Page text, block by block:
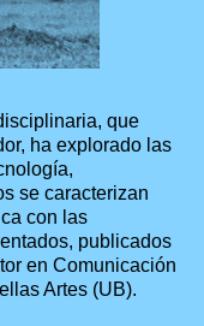
que
ha explorado las
se caracterizan
con las
publicados
en Comunicación
Artes (UB).